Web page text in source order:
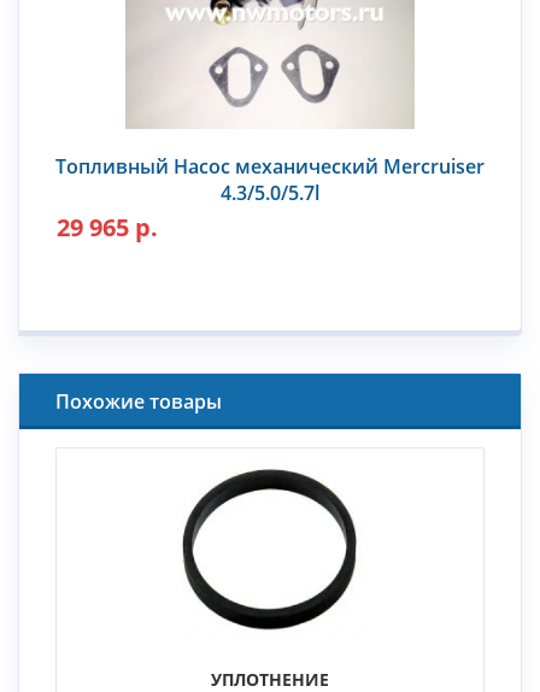
Топливный Насос механический Mercruiser
4.3/5.0/5.7l
29 965 р.
Похожие товары
УПЛОТНЕНИЕ